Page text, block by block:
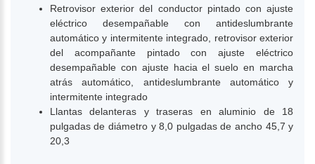
Retrovisor exterior del conductor pintado con ajuste
eléctrico desempañable con antideslumbrante
automático y intermitente integrado, retrovisor exterior
del acompañante pintado con ajuste eléctrico
desempañable con ajuste hacia el suelo en marcha
atrás automático, antideslumbrante automático y
intermitente integrado
Llantas delanteras y traseras en aluminio de 18
pulgadas de diámetro y 8,0 pulgadas de ancho 45,7 y
20,3